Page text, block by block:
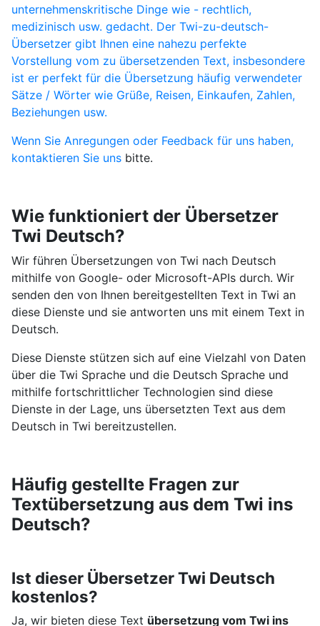
unternehmenskritische Dinge wie - rechtlich,
medizinisch usw. gedacht. Der Twi-zu-deutsch-
Übersetzer gibt Ihnen eine nahezu perfekte
Vorstellung vom zu übersetzenden Text, insbesondere
ist er perfekt für die Übersetzung häufig verwendeter
Sätze / Wörter wie Grüße, Reisen, Einkaufen, Zahlen,
Beziehungen usw.
Wenn Sie Anregungen oder Feedback für uns haben,
kontaktieren Sie unsbitte.
Wie funktioniert der Übersetzer
Twi Deutsch?
Wir führen Übersetzungen von Twi nach Deutsch
mithilfe von Google- oder Microsoft-APIs durch. Wir
senden den von Ihnen bereitgestellten Text in Twi an
diese Dienste und sie antworten uns mit einem Text in
Deutsch.
Diese Dienste stützen sich auf eine Vielzahl von Daten
über die Twi Sprache und die Deutsch Sprache und
mithilfe fortschrittlicher Technologien sind diese
Dienste in der Lage, uns übersetzten Text aus dem
Deutsch in Twi bereitzustellen.
Häufig gestellte Fragen zur
Textübersetzung aus dem Twi ins
Deutsch?
Ist dieser Übersetzer Twi Deutsch
kostenlos?
Ja, wir bieten diese Text übersetzung vom Twi ins